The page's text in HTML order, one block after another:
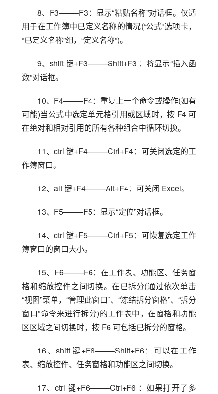
8、F3——–F3：显示“粘贴名称”对话框。仅适
用于在工作簿中已定义名称的情况(“公式”选项卡，
“已定义名称”组，“定义名称”)。
9、shift 键+F3——–Shift+F3 ：将显示“插入函
数”对话框。
10、F4——–F4：重复上一个命令或操作(如有
可能)当公式中选定单元格引用或区域时，按 F4 可
在绝对和相对引用的所有各种组合中循环切换。
11、ctrl 键+F4——–Ctrl+F4：可关闭选定的工
作簿窗口。
12、alt 键+F4——–Alt+F4：可关闭 Excel。
13、F5——–F5：显示“定位”对话框。
14、ctrl 键+F5——–Ctrl+F5：可恢复选定工作
簿窗口的窗口大小。
15、F6——–F6：在工作表、功能区、任务窗
格和缩放控件之间切换。在已拆分(通过依次单击
“视图”菜单，“管理此窗口”、“冻结拆分窗格”、“拆分
窗口”命令来进行拆分)的工作表中，在窗格和功能
区区域之间切换时，按 F6 可包括已拆分的窗格。
16、shift 键+F6——–Shift+F6：可以在工作
表、缩放控件、任务窗格和功能区之间切换。
17、ctrl 键+F6——–Ctrl+F6 ：如果打开了多